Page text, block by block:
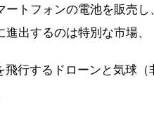
トフォンの電池を販売し
出するのは特別な市場、
行するドローンと気球（